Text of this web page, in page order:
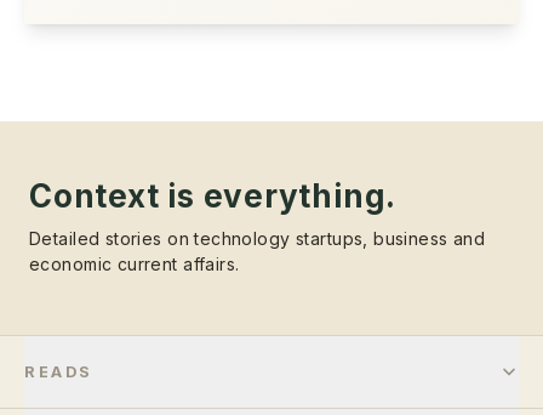
Context is everything.
Detailed stories on technology startups, business and
economic current affairs.
READS